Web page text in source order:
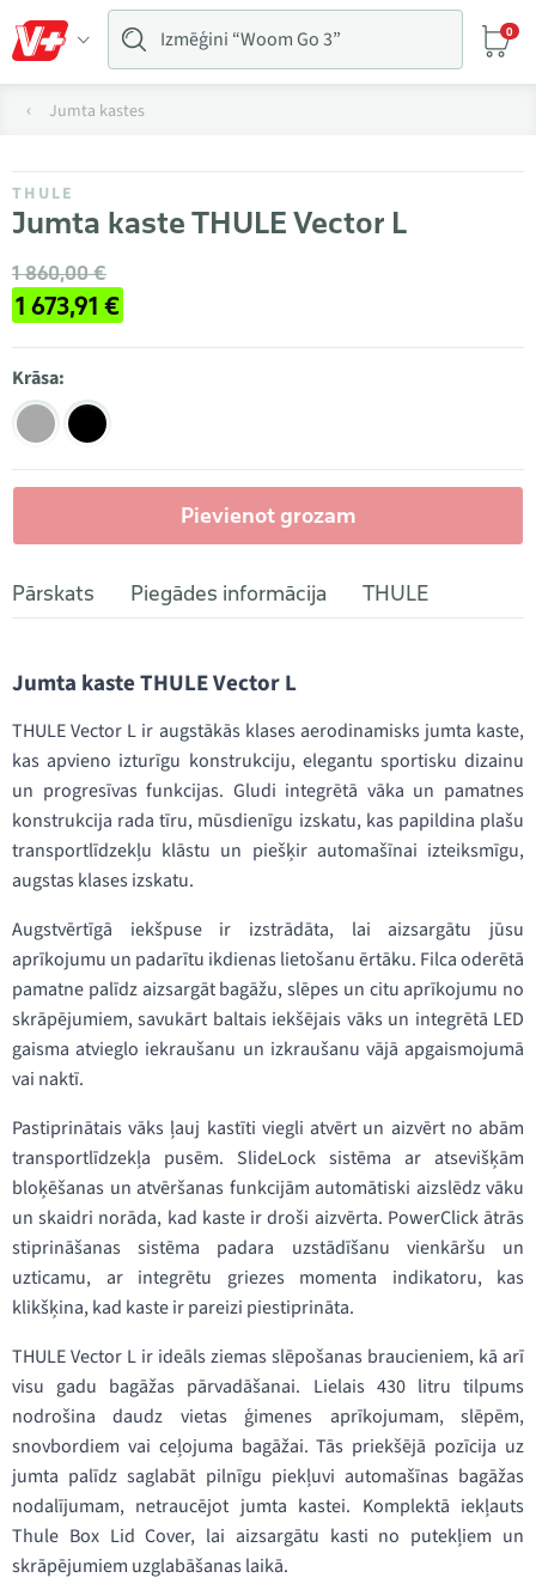
0
Jumta kastes
THULE
Jumta kaste THULE Vector L
1 860,00 €
1 673,91 €
Krāsa:
Pievienot grozam
Pārskats Piegādes informācija THULE
Jumta kaste THULE Vector L
THULE Vector L ir augstākās klases aerodinamisks jumta kaste,
kas apvieno izturīgu konstrukciju, elegantu sportisku dizainu
un progresīvas funkcijas. Gludi integrētā vāka un pamatnes
konstrukcija rada tīru, mūsdienīgu izskatu, kas papildina plašu
transportlīdzekļu klāstu un piešķir automašīnai izteiksmīgu,
augstas klases izskatu.
Augstvērtīgā iekšpuse ir izstrādāta, lai aizsargātu jūsu
aprīkojumu un padarītu ikdienas lietošanu ērtāku. Filca oderētā
pamatne palīdz aizsargāt bagāžu, slēpes un citu aprīkojumu no
skrāpējumiem, savukārt baltais iekšējais vāks un integrētā LED
gaisma atvieglo iekraušanu un izkraušanu vājā apgaismojumā
vai naktī.
Pastiprinātais vāks ļauj kastīti viegli atvērt un aizvērt no abām
transportlīdzekļa pusēm. SlideLock sistēma ar atsevišķām
bloķēšanas un atvēršanas funkcijām automātiski aizslēdz vāku
un skaidri norāda, kad kaste ir droši aizvērta. PowerClick ātrās
stiprināšanas sistēma padara uzstādīšanu vienkāršu un
uzticamu, ar integrētu griezes momenta indikatoru, kas
klikšķina, kad kaste ir pareizi piestiprināta.
THULE Vector L ir ideāls ziemas slēpošanas braucieniem, kā arī
visu gadu bagāžas pārvadāšanai. Lielais 430 litru tilpums
nodrošina daudz vietas ģimenes aprīkojumam, slēpēm,
snovbordiem vai ceļojuma bagāžai. Tās priekšējā pozīcija uz
jumta palīdz saglabāt pilnīgu piekļuvi automašīnas bagāžas
nodalījumam, netraucējot jumta kastei. Komplektā iekļauts
Thule Box Lid Cover, lai aizsargātu kasti no putekļiem un
skrāpējumiem uzglabāšanas laikā.